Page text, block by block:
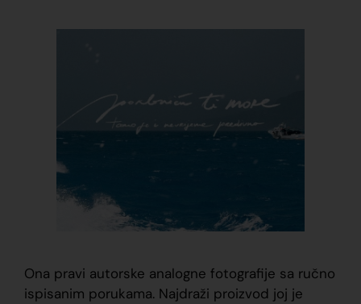
Ona pravi autorske analogne fotografije sa ručno
ispisanim porukama. Najdraži proizvod joj je